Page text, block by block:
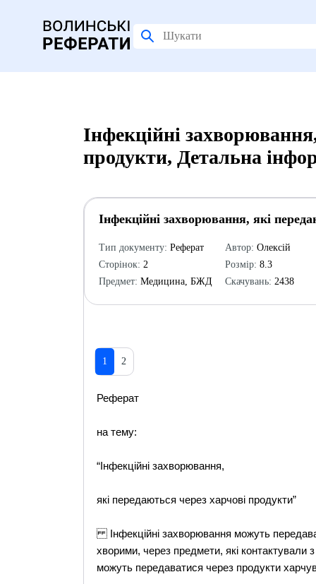
Інфекційні
продукти, Детальна
Інфекційні захворювання, які
Тип документу: Реферат
Сторінок: 2
Предмет: Медицина, БЖД
Автор: Олексій
Розмір: 8.3
Скачувань: 2438
1 2
Реферат
на тему:
“Інфекційні захворювання,
які передаються через харчові продукти”
Інфекційні захворювання можуть
хворими, через предмети, які контактували
можуть передаватися через продукти